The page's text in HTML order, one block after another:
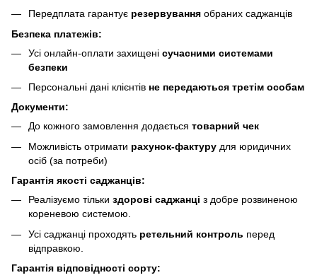
Передплата гарантує резервування обраних саджанців
Безпека платежів:
Усі онлайн-оплати захищені сучасними системами
безпеки
Персональні дані клієнтів не передаються третім особам
Документи:
До кожного замовлення додається товарний чек
Можливість отримати рахунок-фактуру для юридичних
осіб (за потреби)
Гарантія якості саджанців:
Реалізуємо тільки здорові саджанці з добре розвиненою
кореневою системою.
Усі саджанці проходять ретельний контроль перед
відправкою.
Гарантія відповідності сорту: